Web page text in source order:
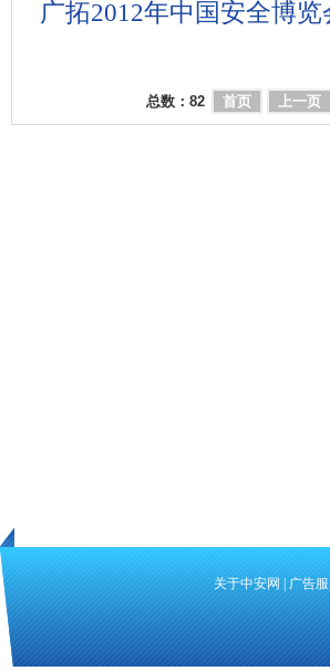
广拓2012年中国安全博
总数： 82 首页 上一页
关于中安网| 广告